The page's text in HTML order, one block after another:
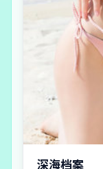
深海档案